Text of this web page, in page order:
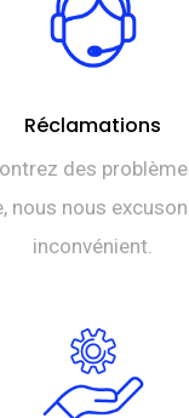
Réclamations
des
nous nous
inconvénient.